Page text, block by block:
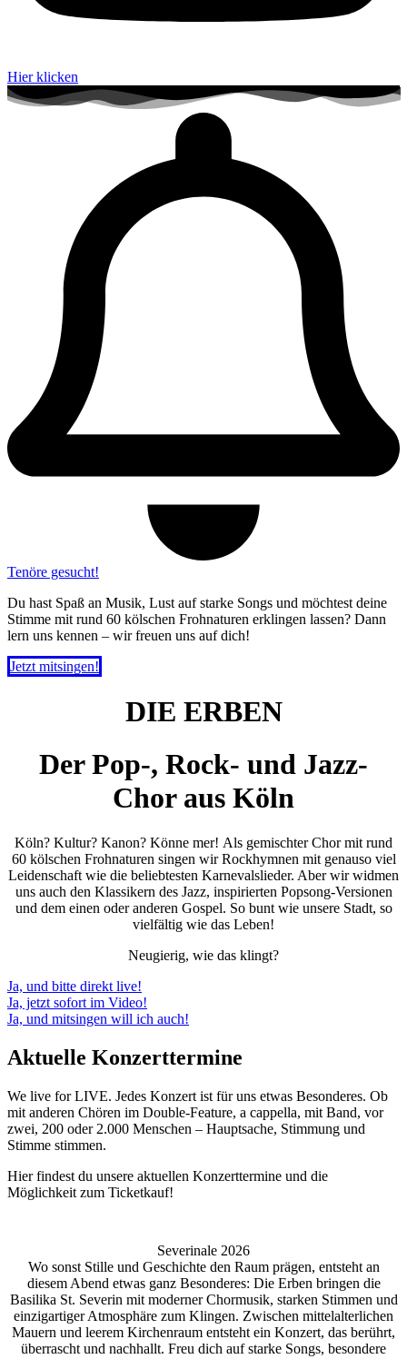
Hier klicken
Tenöre gesucht!
Du hast Spaß an Musik, Lust auf starke Songs und möchtest deine
Stimme mit rund 60 kölschen Frohnaturen erklingen lassen? Dann
lern uns kennen – wir freuen uns auf dich!
Jetzt mitsingen!
DIE ERBEN
Der Pop-, Rock- und Jazz-
Chor aus Köln
Köln? Kultur? Kanon? Könne mer! Als gemischter Chor mit rund
60 kölschen Frohnaturen singen wir Rockhymnen mit genauso viel
Leidenschaft wie die beliebtesten Karnevalslieder. Aber wir widmen
uns auch den Klassikern des Jazz, inspirierten Popsong-Versionen
und dem einen oder anderen Gospel. So bunt wie unsere Stadt, so
vielfältig wie das Leben!
Neugierig, wie das klingt?
Ja, und bitte direkt live!
Ja, jetzt sofort im Video!
Ja, und mitsingen will ich auch!
Aktuelle Konzerttermine
We live for LIVE. Jedes Konzert ist für uns etwas Besonderes. Ob
mit anderen Chören im Double-Feature, a cappella, mit Band, vor
zwei, 200 oder 2.000 Menschen – Hauptsache, Stimmung und
Stimme stimmen.
Hier findest du unsere aktuellen Konzerttermine und die
Möglichkeit zum Ticketkauf!
Severinale 2026
Wo sonst Stille und Geschichte den Raum prägen, entsteht an
diesem Abend etwas ganz Besonderes: Die Erben bringen die
Basilika St. Severin mit moderner Chormusik, starken Stimmen und
einzigartiger Atmosphäre zum Klingen. Zwischen mittelalterlichen
Mauern und leerem Kirchenraum entsteht ein Konzert, das berührt,
überrascht und nachhallt. Freu dich auf starke Songs, besondere